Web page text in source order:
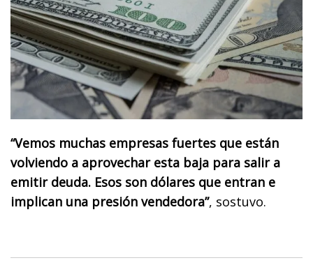
“Vemos muchas empresas fuertes que están
volviendo a aprovechar esta baja para salir a
emitir deuda. Esos son dólares que entran e
implican una presión vendedora”, sostuvo.